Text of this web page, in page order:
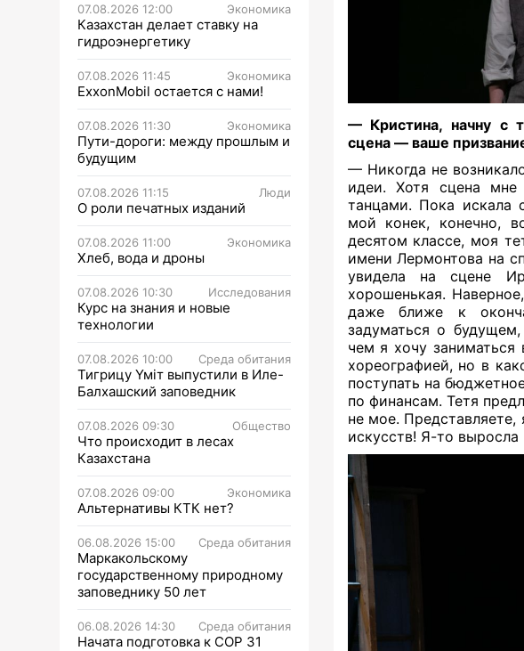
07.08.2026 12:00 Экономика
Казахстан делает ставку на
гидроэнергетику
07.08.2026 11:45 Экономика
ExxonMobil остается с нами!
07.08.2026 11:30 Экономика
Пути-дороги: между прошлым и
будущим
07.08.2026 11:15 Люди
О роли печатных изданий
07.08.2026 11:00 Экономика
Хлеб, вода и дроны
07.08.2026 10:30 Исследования
Курс на знания и новые
технологии
07.08.2026 10:00 Среда обитания
Тигрицу Үміт выпустили в Иле-
Балхашский заповедник
07.08.2026 09:30 Общество
Что происходит в лесах
Казахстана
07.08.2026 09:00 Экономика
Альтернативы КТК нет?
06.08.2026 15:00 Среда обитания
Маркакольскому
государственному природному
заповеднику 50 лет
06.08.2026 14:30 Среда обитания
Начата подготовка к СОР 31
— Кристина, начну с
сцена — ваше
— Никогда не
идеи. Хотя сцена мне
танцами. Пока искала
мой конек, конечно,
десятом классе, моя
имени Лермонтова на
увидела на сцене
хорошенькая.
даже ближе к
задуматься о
чем я хочу заниматься
хореографией, но в
поступать на
по финансам. Тетя
не мое.
искусств! Я-то